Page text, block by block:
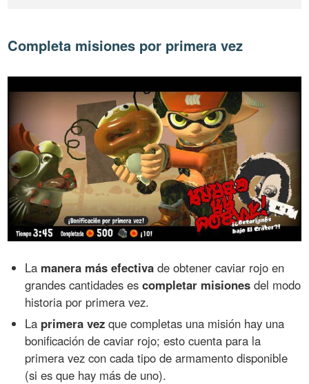
Completa misiones por primera vez
La manera más efectiva de obtener caviar rojo en
grandes cantidades escompletar misiones del modo
historia por primera vez.
La primera vez que completas una misión hay una
bonificación de caviar rojo; esto cuenta para la
primera vez con cada tipo de armamento disponible
(si es que hay más de uno).